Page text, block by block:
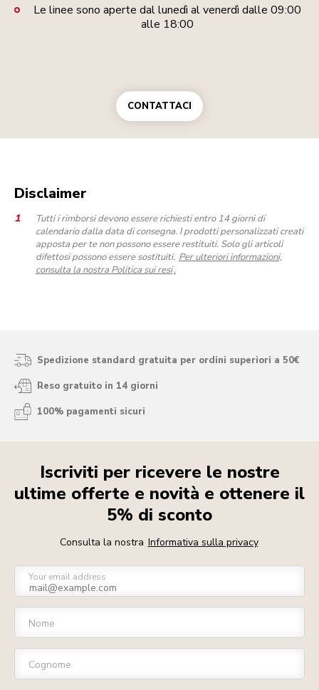
Le linee sono aperte dal lunedì al venerdì dalle 09:00
alle 18:00
CONTATTACI
Disclaimer
Tutti i rimborsi devono essere richiesti entro 14 giorni di
calendario dalla data di consegna. I prodotti personalizzati creati
apposta per te non possono essere restituiti. Solo gli articoli
difettosi possono essere sostituiti. Per ulteriori informazioni,
consulta la nostra Politica sui resi.
Spedizione standard gratuita per ordini superiori a 50€
Reso gratuito in 14 giorni
100% pagamenti sicuri
Iscriviti per ricevere le nostre
ultime offerte e novità e ottenere il
5% di sconto
Consulta la nostra Informativa sulla privacy
Your email address
Nome
Cognome